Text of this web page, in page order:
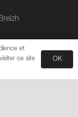
!
notre équipe
et
ce site
OK